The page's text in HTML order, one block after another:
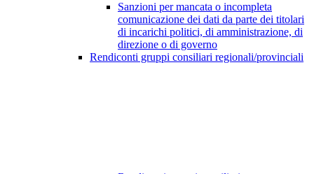
Sanzioni per mancata o incompleta
comunicazione dei dati da parte dei titolari
di incarichi politici, di amministrazione, di
direzione o di governo
Rendiconti gruppi consiliari regionali/provinciali